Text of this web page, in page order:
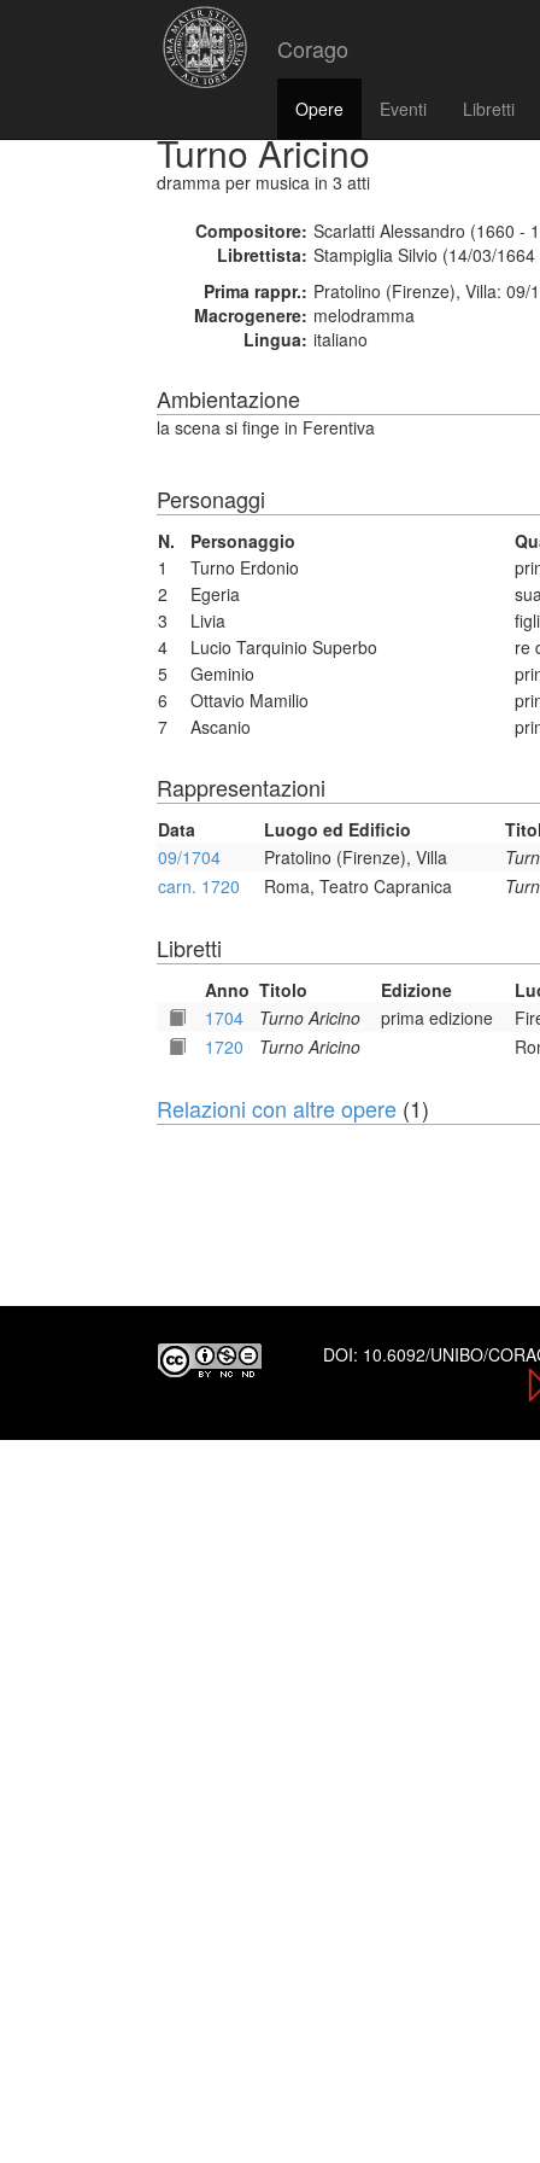
Corago
Opere Eventi Libretti
Turno Aricino
dramma per musica in 3 atti
Compositore: Scarlatti Alessandro (1660 -
Librettista: Stampiglia Silvio (14/03/
Prima rappr.: Pratolino (Firenze), Villa: 09/
Macrogenere: melodramma
Lingua: italiano
Ambientazione
la scena si finge in Ferentiva
Personaggi
N. Personaggio
1
Turno Erdonio
2
Egeria
3
Livia
4
Lucio Tarquinio Superbo
re
5
Geminio
6
Ottavio Mamilio
7
Ascanio
Rappresentazioni
Data Luogo ed Edificio
09/1704
Pratolino (Firenze), Villa
carn. 1720
Roma, Teatro Capranica
Libretti
Anno Titolo Edizione
1704
Turno Aricino prima edizione
1720
Turno Aricino
Relazioni con altre opere (1)
DOI: 10.6092/UNIBO/